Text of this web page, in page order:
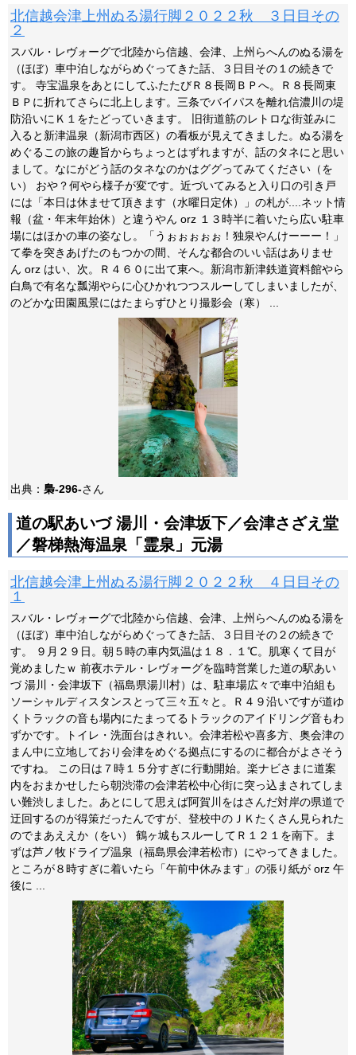
北信越会津上州ぬる湯行脚２０２２秋 ３日目その
２
スバル・レヴォーグで北陸から信越、会津、上州らへんのぬる湯を
（ほぼ）車中泊しながらめぐってきた話、３日目その１の続きで
す。 寺宝温泉をあとにしてふたたびＲ８長岡ＢＰへ。Ｒ８長岡東
ＢＰに折れてさらに北上します。三条でバイパスを離れ信濃川の堤
防沿いにＫ１をたどっていきます。 旧街道筋のレトロな街並みに
入ると新津温泉（新潟市西区）の看板が見えてきました。ぬる湯を
めぐるこの旅の趣旨からちょっとはずれますが、話のタネにと思い
まして。なにがどう話のタネなのかはググってみてください（を
い） おや？何やら様子が変です。近づいてみると入り口の引き戸
には「本日は休ませて頂きます（水曜日定休）」の札が....ネット情
報（盆・年末年始休）と違うやん orz １３時半に着いたら広い駐車
場にはほかの車の姿なし。「うぉぉぉぉぉ！独泉やんけーーー！」
て拳を突きあげたのもつかの間、そんな都合のいい話はありませ
ん orz はい、次。Ｒ４６０に出て東へ。新潟市新津鉄道資料館やら
白鳥で有名な瓢湖やらに心ひかれつつスルーしてしまいましたが、
のどかな田園風景にはたまらずひとり撮影会（寒） ...
出典： 梟-296-さん
道の駅あいづ 湯川・会津坂下／会津さざえ堂
／磐梯熱海温泉「霊泉」元湯
北信越会津上州ぬる湯行脚２０２２秋 ４日目その
１
スバル・レヴォーグで北陸から信越、会津、上州らへんのぬる湯を
（ほぼ）車中泊しながらめぐってきた話、３日目その２の続きで
す。 ９月２９日。朝５時の車内気温は１８．１℃。肌寒くて目が
覚めましたｗ 前夜ホテル・レヴォーグを臨時営業した道の駅あい
づ 湯川・会津坂下（福島県湯川村）は、駐車場広々で車中泊組も
ソーシャルディスタンスとって三々五々と。Ｒ４９沿いですが道ゆ
くトラックの音も場内にたまってるトラックのアイドリング音もわ
ずかです。トイレ・洗面台はきれい。会津若松や喜多方、奥会津の
まん中に立地しており会津をめぐる拠点にするのに都合がよさそう
ですね。 この日は７時１５分すぎに行動開始。楽ナビさまに道案
内をおまかせしたら朝渋滞の会津若松中心街に突っ込まされてしま
い難渋しました。あとにして思えば阿賀川をはさんだ対岸の県道で
迂回するのが得策だったんですが、登校中のＪＫたくさん見られた
のでまあええか（をい） 鶴ヶ城もスルーしてＲ１２１を南下。ま
ずは芦ノ牧ドライブ温泉（福島県会津若松市）にやってきました。
ところが８時すぎに着いたら「午前中休みます」の張り紙が orz 午
後に ...